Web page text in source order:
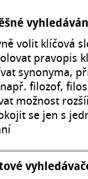
volit klíčová
pravopis
synonyma,
filozof,
možnost
se jen s